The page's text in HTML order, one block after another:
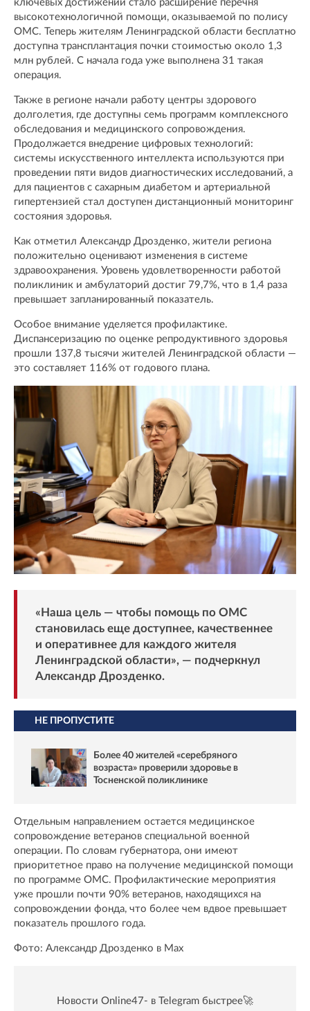
ключевых достижений стало расширение перечня
высокотехнологичной помощи, оказываемой по полису
ОМС. Теперь жителям Ленинградской области бесплатно
доступна трансплантация почки стоимостью около 1,3
млн рублей. С начала года уже выполнена 31 такая
операция.
Также в регионе начали работу центры здорового
долголетия, где доступны семь программ комплексного
обследования и медицинского сопровождения.
Продолжается внедрение цифровых технологий:
системы искусственного интеллекта используются при
проведении пяти видов диагностических исследований, а
для пациентов с сахарным диабетом и артериальной
гипертензией стал доступен дистанционный мониторинг
состояния здоровья.
Как отметил Александр Дрозденко, жители региона
положительно оценивают изменения в системе
здравоохранения. Уровень удовлетворенности работой
поликлиник и амбулаторий достиг 79,7%, что в 1,4 раза
превышает запланированный показатель.
Особое внимание уделяется профилактике.
Диспансеризацию по оценке репродуктивного здоровья
прошли 137,8 тысячи жителей Ленинградской области —
это составляет 116% от годового плана.
«Наша цель — чтобы помощь по ОМС
становилась еще доступнее, качественнее
и оперативнее для каждого жителя
Ленинградской области», — подчеркнул
Александр Дрозденко.
НЕ ПРОПУСТИТЕ
Более 40 жителей «серебряного
возраста» проверили здоровье в
Тосненской поликлинике
Отдельным направлением остается медицинское
сопровождение ветеранов специальной военной
операции. По словам губернатора, они имеют
приоритетное право на получение медицинской помощи
по программе ОМС. Профилактические мероприятия
уже прошли почти 90% ветеранов, находящихся на
сопровождении фонда, что более чем вдвое превышает
показатель прошлого года.
Фото: Александр Дрозденко в Max
Новости Online47- в Telegram быстрее🚀